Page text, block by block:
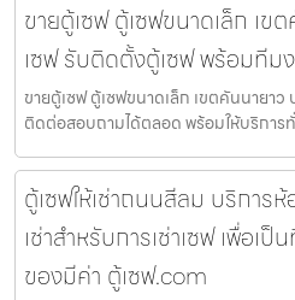
ขายตู้เซฟ ตู้เซฟขนาดเล็ก เข
เซฟ รับติดตั้งตู้เซฟ พร้อมทีม
ขายตู้เซฟ ตู้เซฟขนาดเล็ก เขตคันนายา
ติดต่อสอบถามได้ตลอด พร้อมให้บริการทั่
ตู้เซฟให้เช่าถนนสีลม บริการ
เช่าสำหรับการเช่าเซฟ เพื่อเ
ของมีค่า ตู้เซฟ.com